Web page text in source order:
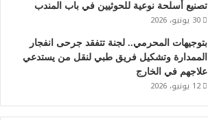
تصنيع أسلحة نوعية للحوثيين في باب المندب
30 يونيو، 2026
بتوجيهات المحرمي.. لجنة تتفقد جرحى انفجار
الممدارة وتشكيل فريق طبي لنقل من يستدعي
علاجهم في الخارج
12 يونيو، 2026